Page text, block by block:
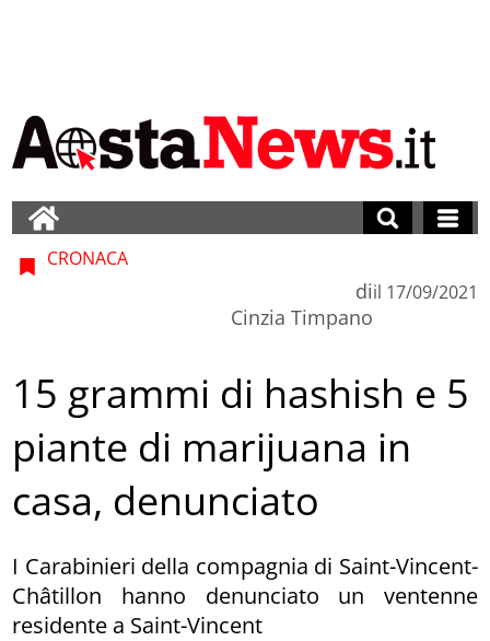
CRONACA
di
Cinzia Timpano
il 17/09/2021
15 grammi di hashish e 5
piante di marijuana in
casa, denunciato
I Carabinieri della compagnia di Saint-Vincent-
Châtillon hanno denunciato un ventenne
residente a Saint-Vincent